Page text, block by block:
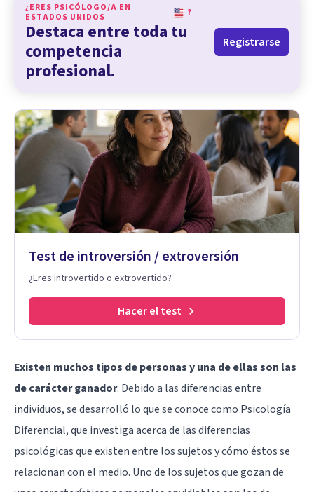
¿ERES PSICÓLOGO/A EN
ESTADOS UNIDOS
?
Destaca entre toda tu
competencia
profesional.
Registrarse
Test de introversión / extroversión
¿Eres introvertido o extrovertido?
Hacer el test
Existen muchos tipos de personas y una de ellas son las
de carácter ganador. Debido a las diferencias entre
individuos, se desarrolló lo que se conoce como Psicología
Diferencial, que investiga acerca de las diferencias
psicológicas que existen entre los sujetos y cómo éstos se
relacionan con el medio. Uno de los sujetos que gozan de